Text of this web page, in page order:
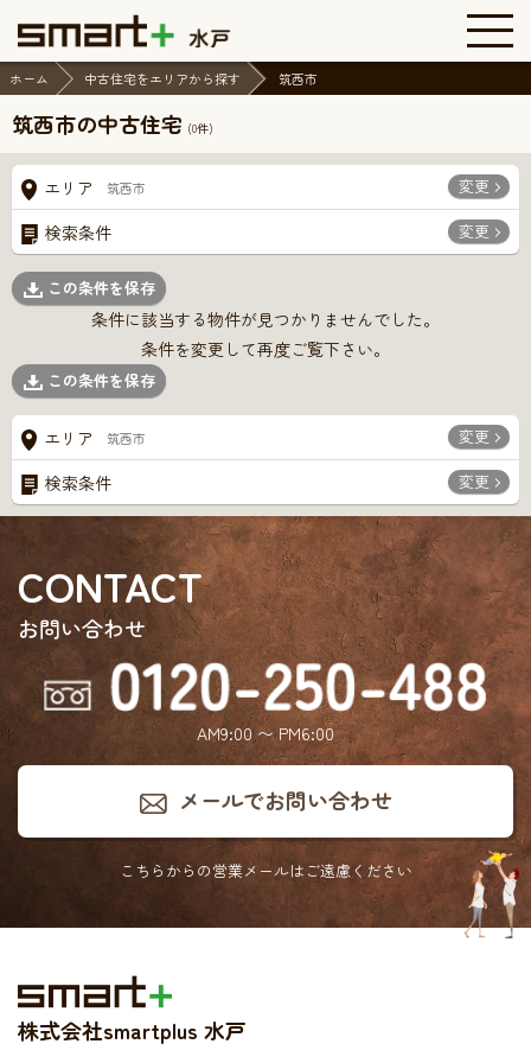
ホーム 中古住宅をエリアから探す 筑西市
筑西市の中古住宅 (0件)
エリア 筑西市 変更
検索条件 変更
この条件を保存
条件に該当する物件が見つかりませんでした。
条件を変更して再度ご覧下さい。
この条件を保存
エリア 筑西市 変更
検索条件 変更
CONTACT
お問い合わせ
AM9:00 〜 PM6:00
メールでお問い合わせ
こちらからの営業メールはご遠慮ください
株式会社smartplus 水戸